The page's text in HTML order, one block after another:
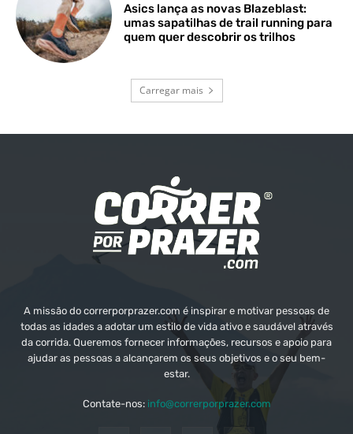
Asics lança as novas Blazeblast:
umas sapatilhas de trail running para
quem quer descobrir os trilhos
Carregar mais
A missão do correrporprazer.com é inspirar e motivar pessoas de
todas as idades a adotar um estilo de vida ativo e saudável através
da corrida. Queremos fornecer informações, recursos e apoio para
ajudar as pessoas a alcançarem os seus objetivos e o seu bem-
estar.
Contate-nos: info@correrporprazer.com